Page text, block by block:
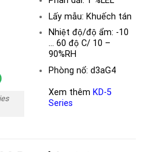
Lấy mẫu: Khuếch tán
Nhiệt độ/độ ẩm: -10
… 60 độ C/ 10 –
90%RH
Phòng nổ: d3aG4
Xem thêm KD-5
Series